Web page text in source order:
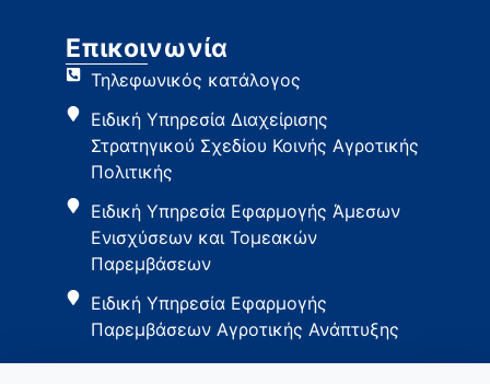
Επικοινωνία
Τηλεφωνικός κατάλογος
Ειδική Υπηρεσία Διαχείρισης
Στρατηγικού Σχεδίου Κοινής Αγροτικής
Πολιτικής
Ειδική Υπηρεσία Εφαρμογής Άμεσων
Ενισχύσεων και Τομεακών
Παρεμβάσεων
Ειδική Υπηρεσία Εφαρμογής
Παρεμβάσεων Αγροτικής Ανάπτυξης